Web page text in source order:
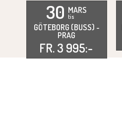
30 MARS
tis
GÖTEBORG (BUSS) -
PRAG
FR.3 995:-